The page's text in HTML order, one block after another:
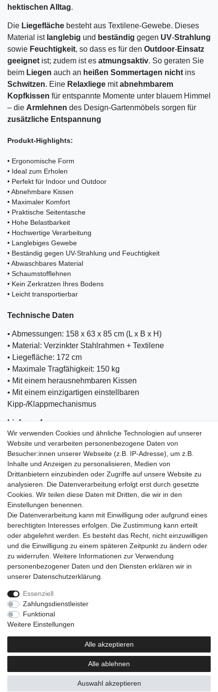
hektischen Alltag.
Die Liegefläche besteht aus Textilene-Gewebe. Dieses
Material ist langlebig und beständig gegen UV-Strahlung
sowie Feuchtigkeit, so dass es für den Outdoor-Einsatz
geeignet ist; zudem ist es atmungsaktiv. So geraten Sie
beim Liegen auch an heißen Sommertagen nicht ins
Schwitzen. Eine Relaxliege mitabnehmbarem
Kopfkissen für entspannte Momente unter blauem Himmel
– die Armlehnen des Design-Gartenmöbels sorgen für
zusätzliche Entspannung
Produkt-Highlights:
• Ergonomische Form
• Ideal zum Erholen
• Perfekt für Indoor und Outdoor
• Abnehmbare Kissen
• Maximaler Komfort
• Praktische Seitentasche
• Hohe Belastbarkeit
• Hochwertige Verarbeitung
• Langlebiges Gewebe
• Beständig gegen UV-Strahlung und Feuchtigkeit
• Abwaschbares Material
• Schaumstofflehnen
• Kein Zerkratzen Ihres Bodens
• Leicht transportierbar
Technische Daten
• Abmessungen: 158 x 63 x 85 cm (L x B x H)
• Material: Verzinkter Stahlrahmen + Textilene
• Liegefläche: 172 cm
• Maximale Tragfähigkeit: 150 kg
• Mit einem herausnehmbaren Kissen
• Mit einem einzigartigen einstellbaren
Kipp-/Klappmechanismus
Lieferumfang:
• 1x Liegestuhl (Montagesatz)
• 1x Montageanleitung
Einkaufen
Zahlungsarten
Versandarten & -kosten
Warenkorb
Mein Konto
Anmelden
Registrieren
Unternehmen
Kontakt
Impressum
Wir verwenden Cookies und ähnliche Technologien auf unserer
Website und verarbeiten personenbezogene Daten von
Besucher:innen unserer Webseite (z.B. IP-Adresse), um z.B.
Inhalte und Anzeigen zu personalisieren, Medien von
Drittanbietern einzubinden oder Zugriffe auf unsere Website zu
analysieren. Die Datenverarbeitung erfolgt erst durch gesetzte
Cookies. Wir teilen diese Daten mit Dritten, die wir in den
Einstellungen benennen.
Die Datenverarbeitung kann mit Einwilligung oder aufgrund eines
berechtigten Interesses erfolgen. Die Zustimmung kann erteilt
oder abgelehnt werden. Es besteht das Recht, nicht einzuwilligen
und die Einwilligung zu einem späteren Zeitpunkt zu ändern oder
zu widerrufen. Weitere Informationen zur Verwendung
personenbezogener Daten und den Diensten erklären wir in
unserer Daten­schutz­erklärung
Essenziell
Zahlungsdienstleister
Funktional
Weitere Einstellungen
Alle akzeptieren
Alle ablehnen
Auswahl akzeptieren